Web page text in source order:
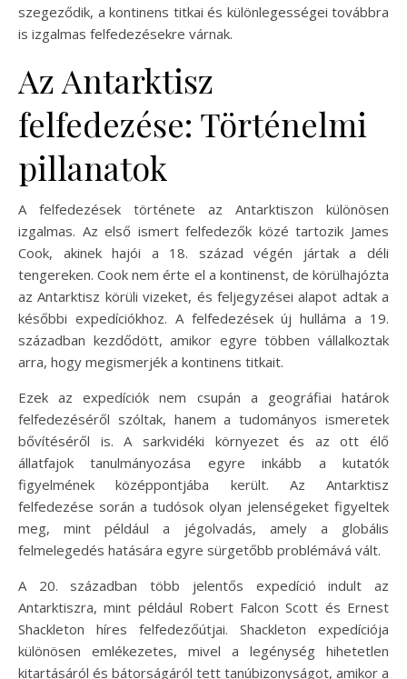
szegeződik, a kontinens titkai és különlegességei továbbra
is izgalmas felfedezésekre várnak.
Az Antarktisz
felfedezése: Történelmi
pillanatok
A felfedezések története az Antarktiszon különösen
izgalmas. Az első ismert felfedezők közé tartozik James
Cook, akinek hajói a 18. század végén jártak a déli
tengereken. Cook nem érte el a kontinenst, de körülhajózta
az Antarktisz körüli vizeket, és feljegyzései alapot adtak a
későbbi expedíciókhoz. A felfedezések új hulláma a 19.
században kezdődött, amikor egyre többen vállalkoztak
arra, hogy megismerjék a kontinens titkait.
Ezek az expedíciók nem csupán a geográfiai határok
felfedezéséről szóltak, hanem a tudományos ismeretek
bővítéséről is. A sarkvidéki környezet és az ott élő
állatfajok tanulmányozása egyre inkább a kutatók
figyelmének középpontjába került. Az Antarktisz
felfedezése során a tudósok olyan jelenségeket figyeltek
meg, mint például a jégolvadás, amely a globális
felmelegedés hatására egyre sürgetőbb problémává vált.
A 20. században több jelentős expedíció indult az
Antarktiszra, mint például Robert Falcon Scott és Ernest
Shackleton híres felfedezőútjai. Shackleton expedíciója
különösen emlékezetes, mivel a legénység hihetetlen
kitartásáról és bátorságáról tett tanúbizonyságot, amikor a